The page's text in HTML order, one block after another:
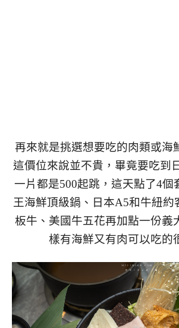
再來就是挑選想要吃的肉類或海
這價位來說並不貴，畢竟要吃到
一片都是500起跳，這天點了4個
王海鮮頂級鍋、日本A5和牛紐約
板牛、美國牛五花再加點一份義
樣有海鮮又有肉可以吃的